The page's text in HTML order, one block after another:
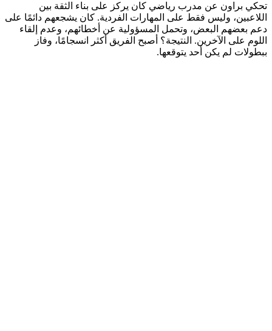
تحكي براون عن مدرب رياضي كان يركز على بناء الثقة بين
اللاعبين، وليس فقط على المهارات الفردية. كان يشجعهم دائمًا على
دعم بعضهم البعض، وتحمل المسؤولية عن أخطائهم، وعدم إلقاء
اللوم على الآخرين. النتيجة؟ أصبح الفريق أكثر انسجامًا، وفاز
ببطولات لم يكن أحد يتوقعها.